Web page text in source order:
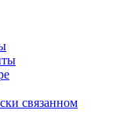
связанном